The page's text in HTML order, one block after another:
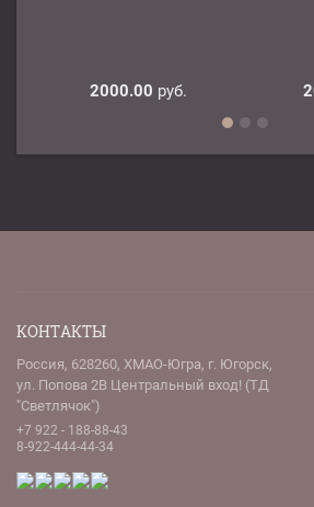
2000.00 руб.
КОНТАКТЫ
Россия, 628260, ХМАО-Югра, г. Югорск,
ул. Попова 2В Центральный вход! (ТД
"Светлячок")
+7 922 - 188-88-43
8-922-444-44-34